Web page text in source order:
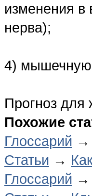
изменения в
нерва);
4) мышечную
Прогноз для
Похожие
Глоссарий →
Статьи →
Глоссарий →